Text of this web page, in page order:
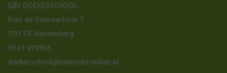
GBS DOEKESSCHOOL
Frits de Zwerverlaan 7
7771 CV Hardenberg
0523-270855
doekesschool@hannahscholen.nl